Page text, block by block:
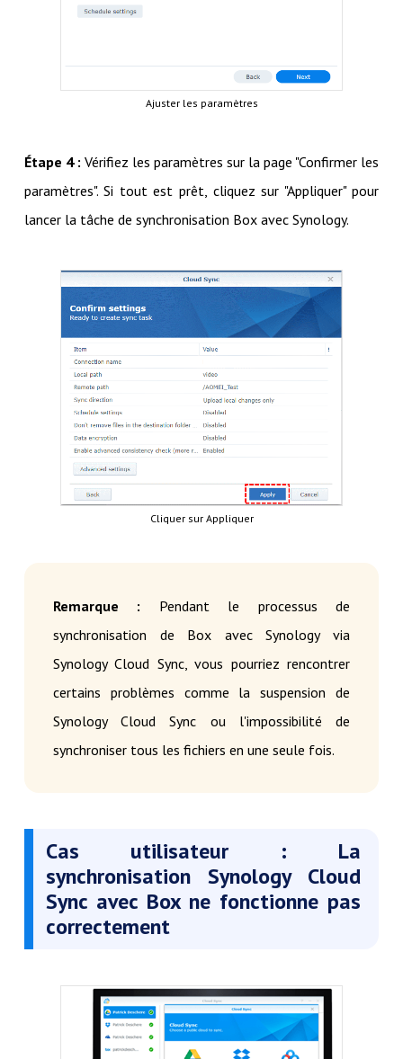
Ajuster les paramètres
Étape 4 : Vérifiez les paramètres sur la page "Confirmer les
paramètres". Si tout est prêt, cliquez sur "Appliquer" pour
lancer la tâche de synchronisation Box avec Synology.
Cliquer sur Appliquer
Remarque : Pendant le processus de
synchronisation de Box avec Synology via
Synology Cloud Sync, vous pourriez rencontrer
certains problèmes comme la suspension de
Synology Cloud Sync ou l'impossibilité de
synchroniser tous les fichiers en une seule fois.
Cas utilisateur : La
synchronisation Synology Cloud
Sync avec Box ne fonctionne pas
correctement